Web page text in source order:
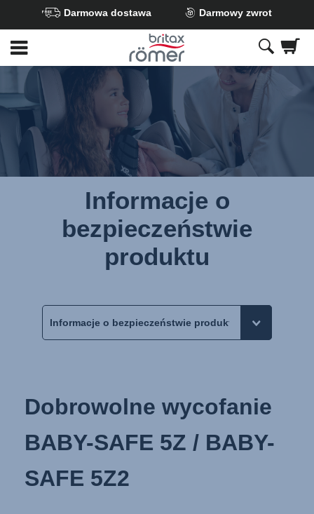
do
głównej
zawartości
Darmowa dostawa Darmowy zwrot
Informacje o
bezpieczeństwie
produktu
Dobrowolne wycofanie
BABY-SAFE 5Z / BABY-
SAFE 5Z2